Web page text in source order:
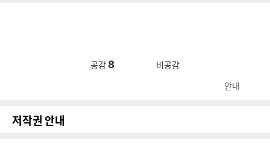
공감8 비공감
안내
저작권 안내